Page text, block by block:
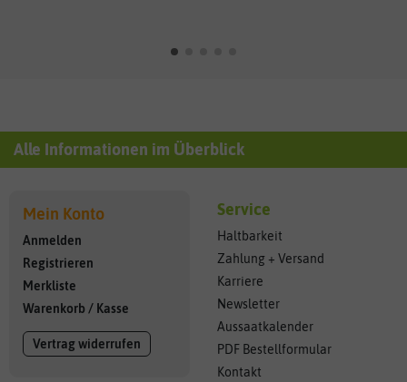
Alle Informationen im Überblick
Mein Konto
Anmelden
Registrieren
Merkliste
Warenkorb / Kasse
Vertrag widerrufen
Service
Haltbarkeit
Zahlung + Versand
Karriere
Newsletter
Aussaatkalender
PDF Bestellformular
Kontakt